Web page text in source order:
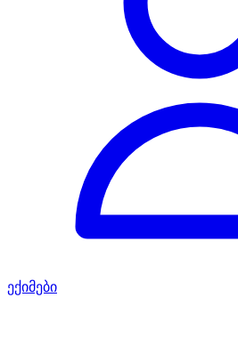
ექიმები